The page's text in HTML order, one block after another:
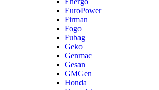
EuroPower
Firman
Fogo
Fubag
Geko
Genmac
Gesan
GMGen
Honda